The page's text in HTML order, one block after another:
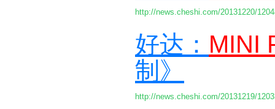
http://news.cheshi.com/20131220/
好达： MINI
制》
http://news.cheshi.com/20131219/